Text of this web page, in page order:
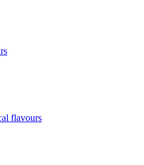
flavours